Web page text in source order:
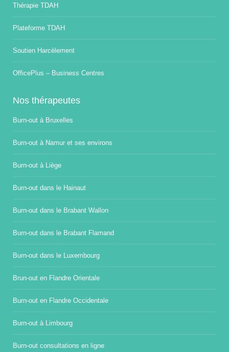
Thérapie TDAH
Plateforme TDAH
Soutien Harcèlement
OfficePlus – Business Centres
Nos thérapeutes
Burn-out à Bruxelles
Burn-out à Namur et ses environs
Burn-out à Liège
Burn-out dans le Hainaut
Burn-out dans le Brabant Wallon
Burn-out dans le Brabant Flamand
Burn-out dans le Luxembourg
Brun-out en Flandre Orientale
Burn-out en Flandre Occidentale
Burn-out à Limbourg
Burn-out consultations en ligne